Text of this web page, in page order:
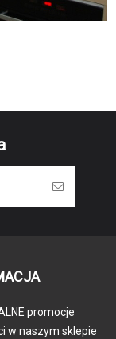
promocje
w naszym sklepie